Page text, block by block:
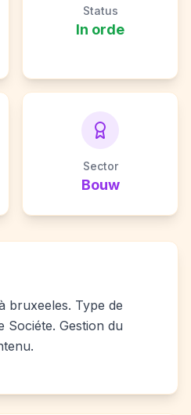
Status
In orde
Sector
Bouw
bruxeeles. Type de
Sociéte. Gestion du